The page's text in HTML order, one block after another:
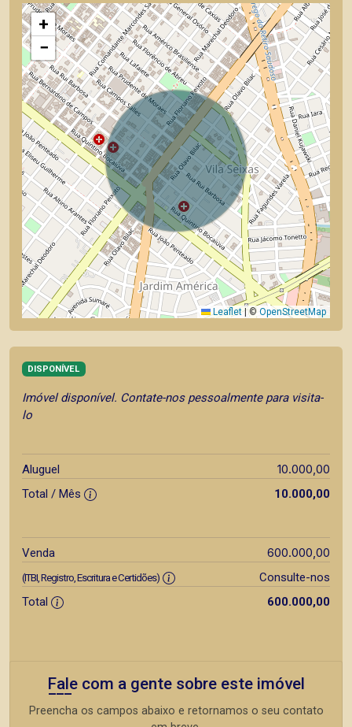
+
−
Leaflet |© OpenStreetMap
DISPONÍVEL
Imóvel disponível. Contate-nos pessoalmente para visita-
lo
Aluguel 10.000,00
Total / Mês 10.000,00
Venda 600.000,00
(ITBI, Registro, Escritura e Certidões)
Consulte-nos
Total
600.000,00
Fale com a gente sobre este imóvel
Preencha os campos abaixo e retornamos o seu contato